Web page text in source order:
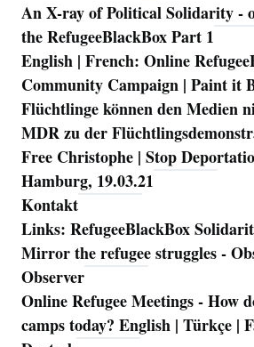
Navigation
An X-ray of Political Solidarity -
the RefugeeBlackBox Part 1
English | French: Online
Community Campaign | Paint it
Flüchtlinge können den Medien
MDR zu der
Free Christophe | Stop
Hamburg, 19.03.21
Kontakt
Links: RefugeeBlackBox
Mirror the refugee struggles -
Observer
Online Refugee Meetings - How
camps today? English | Türkçe |